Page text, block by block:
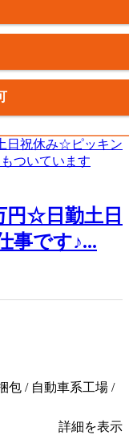
円☆日勤土日
事です♪...
包 / 自動車系工場 /
詳細を表示